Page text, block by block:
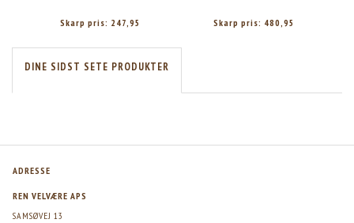
Skarp pris: 247,95 Skarp pris: 480,95
DINE SIDST SETE PRODUKTER
ADRESSE
REN VELVÆRE APS
SAMSØVEJ 13